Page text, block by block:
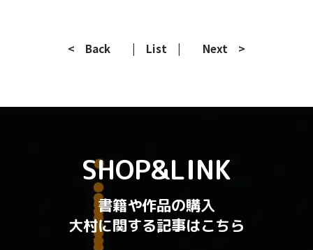
< Back | List | Next >
SHOP&LINK
書籍や作品の購入
大村に関する記事はこちら